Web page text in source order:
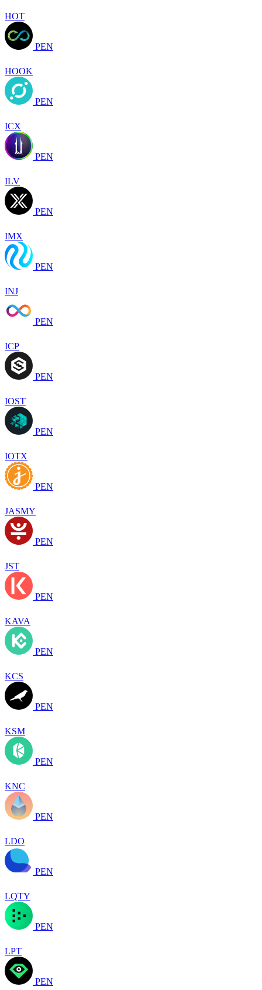
HOT
PEN
HOOK
PEN
ICX
PEN
ILV
PEN
IMX
PEN
INJ
PEN
ICP
PEN
IOST
PEN
IOTX
PEN
JASMY
PEN
JST
PEN
KAVA
PEN
KCS
PEN
KSM
PEN
KNC
PEN
LDO
PEN
LQTY
PEN
LPT
PEN